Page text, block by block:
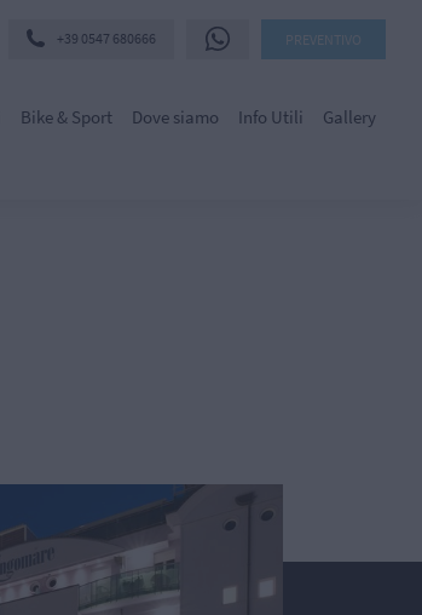
+39 0547 680666 PREVENTIVO
Bike & Sport Dove siamo Info Utili Gallery